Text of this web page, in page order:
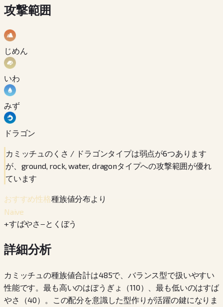
攻撃範囲
じめん
いわ
みず
ドラゴン
カミッチュのくさ / ドラゴンタイプは弱点が6つあります
が、ground, rock, water, dragonタイプへの攻撃範囲が優れ
ています
おすすめ性格種族値分布より
Naive
+すばやさ−とくぼう
詳細分析
カミッチュの種族値合計は485で、バランス型で扱いやすい
性能です。最も高いのはぼうぎょ（110）、最も低いのはすば
やさ（40）。この配分を意識した型作りが活躍の鍵になりま